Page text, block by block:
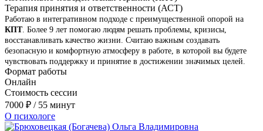
Терапия принятия и ответственности (АСТ)
Работаю в интегративном подходе с преимущественной опорой на
КПТ. Более 9 лет помогаю людям решать проблемы, кризисы,
восстанавливать качество жизни. Считаю важным создавать
безопасную и комфортную атмосферу в работе, в которой вы будете
чувствовать поддержку и принятие в достижении значимых целей.
Формат работы
Онлайн
Стоимость сессии
7000 ₽ / 55 минут
О психологе